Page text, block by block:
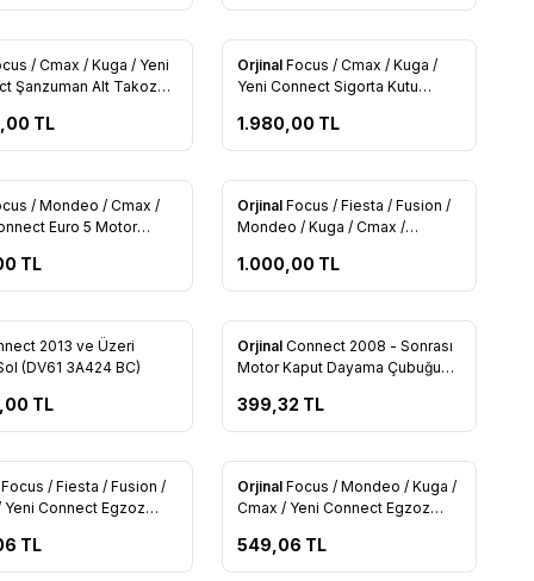
Ekle
/ Cmax / Kuga / Yeni
Şanzuman Alt Takozu
TL
Favorilere Ekle
Tükendi
Orjinal Focus / Cmax / Kuga /
Yeni Connect Sigorta Kutu
1.980,00 TL
Ekle
/ Mondeo / Cmax /
Euro 5 Motor
9K022 AB)
TL
Favorilere Ekle
Orjinal Focus / Fiesta / Fusion /
Mondeo / Kuga / Cmax /
V363 / Courier / Custom Kontak
Teminali Termik (AA6T 11572
1.000,00 TL
Ekle
2013 ve Üzeri
Tabla Sol (DV61 3A424 BC)
TL
Favorilere Ekle
Orjinal Connect 2008 - Sonrası
Motor Kaput Dayama Çubuğu
399,32 TL
Ekle
Focus / Fiesta / Fusion /
Yeni Connect Egzoz
TL
Favorilere Ekle
Orjinal Focus / Mondeo / Kuga /
Cmax / Yeni Connect Egzoz
549,06 TL